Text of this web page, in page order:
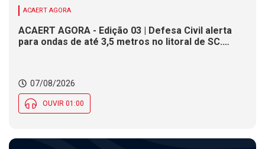
ACAERT AGORA
ACAERT AGORA - Edição 03 | Defesa Civil alerta
para ondas de até 3,5 metros no litoral de SC.
07/08/2026
OUVIR 01:00